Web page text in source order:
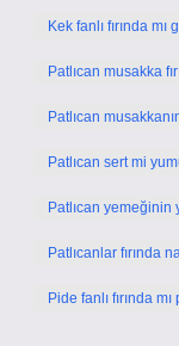
Kek fanlı fırında mı
Patlıcan musakka
Patlıcan
Patlıcan sert mi
Patlıcan yemeğinin
Patlıcanlar fırında
Pide fanlı fırında mı